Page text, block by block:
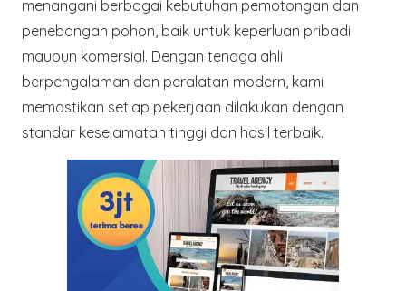
menangani berbagai kebutuhan pemotongan dan
penebangan pohon, baik untuk keperluan pribadi
maupun komersial. Dengan tenaga ahli
berpengalaman dan peralatan modern, kami
memastikan setiap pekerjaan dilakukan dengan
standar keselamatan tinggi dan hasil terbaik.